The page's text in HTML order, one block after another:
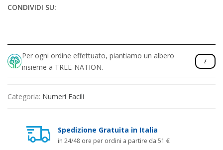
CONDIVIDI SU:
Per ogni ordine effettuato, piantiamo un albero
insieme a TREE-NATION.
Categoria: Numeri Facili
Spedizione Gratuita in Italia
in 24/48 ore per ordini a partire da 51 €